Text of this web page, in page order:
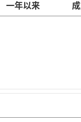
一年以来